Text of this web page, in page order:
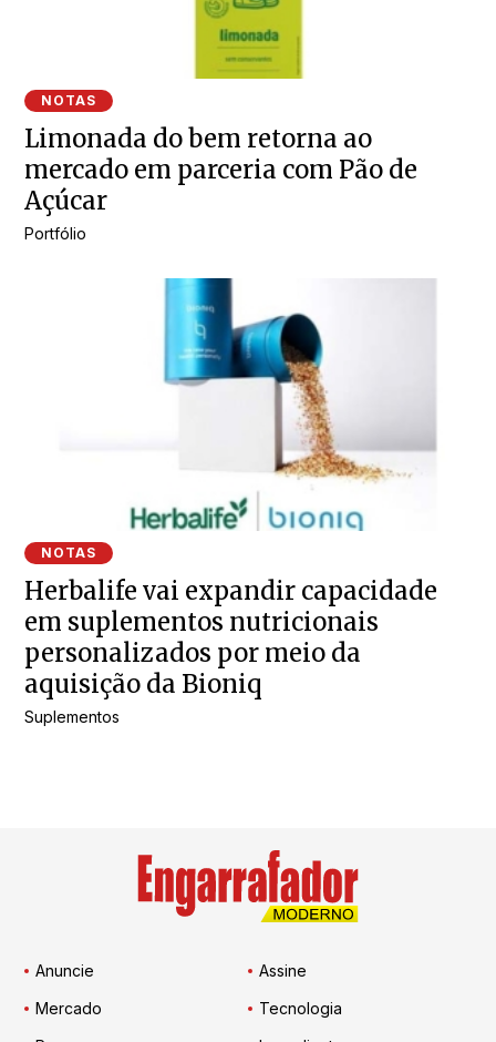
NOTAS
Limonada do bem retorna ao
mercado em parceria com Pão de
Açúcar
Portfólio
NOTAS
Herbalife vai expandir capacidade
em suplementos nutricionais
personalizados por meio da
aquisição da Bioniq
Suplementos
Anuncie
Assine
Mercado
Tecnologia